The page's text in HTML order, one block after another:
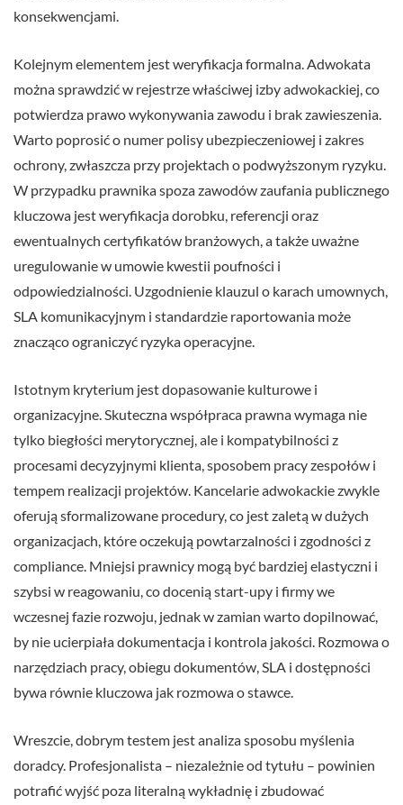
konsekwencjami.
Kolejnym elementem jest weryfikacja formalna. Adwokata
można sprawdzić w rejestrze właściwej izby adwokackiej, co
potwierdza prawo wykonywania zawodu i brak zawieszenia.
Warto poprosić o numer polisy ubezpieczeniowej i zakres
ochrony, zwłaszcza przy projektach o podwyższonym ryzyku.
W przypadku prawnika spoza zawodów zaufania publicznego
kluczowa jest weryfikacja dorobku, referencji oraz
ewentualnych certyfikatów branżowych, a także uważne
uregulowanie w umowie kwestii poufności i
odpowiedzialności. Uzgodnienie klauzul o karach umownych,
SLA komunikacyjnym i standardzie raportowania może
znacząco ograniczyć ryzyka operacyjne.
Istotnym kryterium jest dopasowanie kulturowe i
organizacyjne. Skuteczna współpraca prawna wymaga nie
tylko biegłości merytorycznej, ale i kompatybilności z
procesami decyzyjnymi klienta, sposobem pracy zespołów i
tempem realizacji projektów. Kancelarie adwokackie zwykle
oferują sformalizowane procedury, co jest zaletą w dużych
organizacjach, które oczekują powtarzalności i zgodności z
compliance. Mniejsi prawnicy mogą być bardziej elastyczni i
szybsi w reagowaniu, co docenią start-upy i firmy we
wczesnej fazie rozwoju, jednak w zamian warto dopilnować,
by nie ucierpiała dokumentacja i kontrola jakości. Rozmowa o
narzędziach pracy, obiegu dokumentów, SLA i dostępności
bywa równie kluczowa jak rozmowa o stawce.
Wreszcie, dobrym testem jest analiza sposobu myślenia
doradcy. Profesjonalista – niezależnie od tytułu – powinien
potrafić wyjść poza literalną wykładnię i zbudować